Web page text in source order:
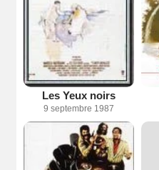
Les Yeux noirs
9 septembre 1987